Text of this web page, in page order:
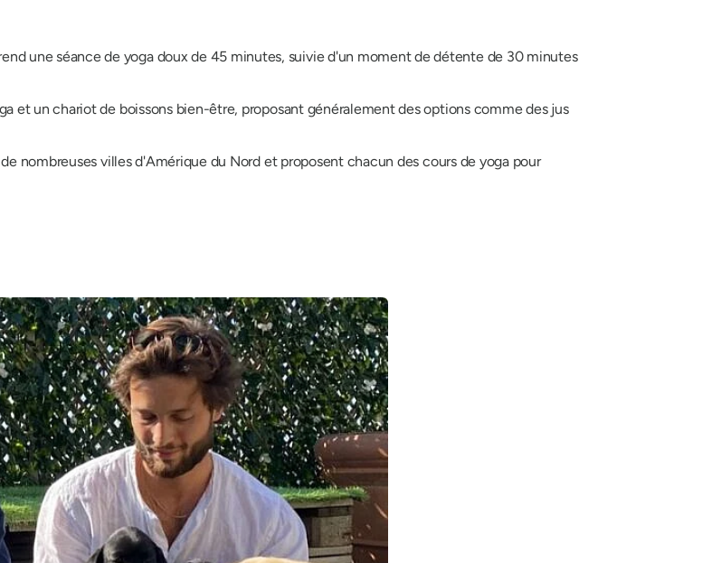
une séance de yoga doux de 45 minutes, suivie d'un moment de détente de 30 minutes
et un chariot de boissons bien-être, proposant généralement des options comme des jus
nombreuses villes d'Amérique du Nord et proposent chacun des cours de yoga pour